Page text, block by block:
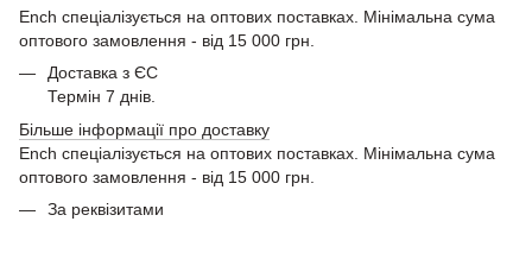
Ench спеціалізується на оптових поставках. Мінімальна сума
оптового замовлення - від 15 000 грн.
Доставка з ЄС
Термін 7 днів.
Більше інформації про доставку
Ench спеціалізується на оптових поставках. Мінімальна сума
оптового замовлення - від 15 000 грн.
За реквізитами